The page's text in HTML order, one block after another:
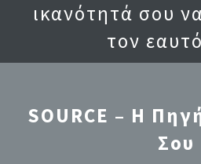
ικανότητά σου
τον
SOURCE – Η
Σου